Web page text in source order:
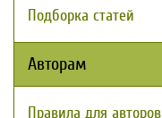
Подборка статей
Авторам
Правила для авторов